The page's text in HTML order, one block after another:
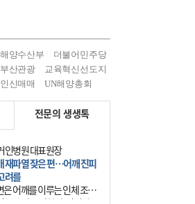
해양수산부
더불어민주당
부산관광
교육혁신선도지
인신매매 UN해양총회
전문의 생생톡
국한의원 대표원장
·마음 균형 회복부터 시작
기 발견’에 대한 관심이 커